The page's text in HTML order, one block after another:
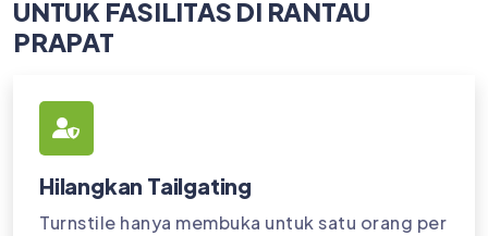
UNTUK FASILITAS DI RANTAU
PRAPAT
Hilangkan Tailgating
Turnstile hanya membuka untuk satu orang per